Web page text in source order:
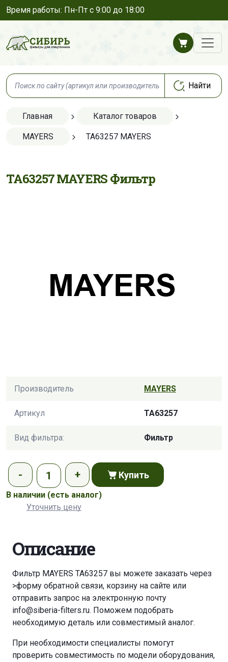
Время работы: Пн-Пт с 9:00 до 18:00
Главная Каталог товаров
MAYERS TA63257 MAYERS
TA63257 MAYERS Фильтр
Производитель MAYERS
Артикул TA63257
Вид фильтра: Фильтр
Купить
В наличии (есть аналог)
Уточнить цену
Описание
Фильтр MAYERS TA63257 вы можете заказать через
>форму обратной связи, корзину на сайте или
отправить запрос на электронную почту
info@siberia-filters.ru. Поможем подобрать
необходимую деталь или совместимый аналог.
При необходимости специалисты помогут
проверить совместимость по модели оборудования,